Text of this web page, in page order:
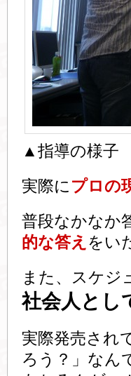
▲指導の様子
実際に プロの
普段なかなか
的な答え をい
また、スケジ
社会人とし
実際発売され
ろう？」なん